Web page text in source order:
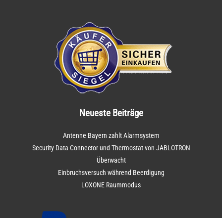
Neueste Beiträge
Antenne Bayern zahlt Alarmsystem
Security Data Connector und Thermostat von JABLOTRON
Überwacht
Einbruchsversuch während Beerdigung
LOXONE Raummodus